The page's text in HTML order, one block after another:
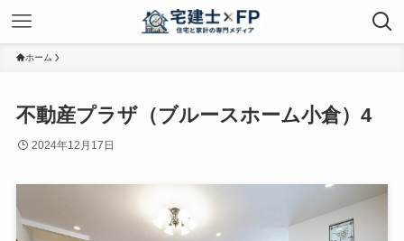
ホーム
不動産プラザ（ブルースホーム小倉）4
2024年12月17日